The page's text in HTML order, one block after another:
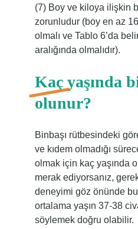
(7) Boy ve kiloya ilişkin
zorunludur (boy en az
olmalı ve Tablo 6’da
aralığında olmalıdır).
Kaç yaşında
olunur?
Binbaşı rütbesindeki
ve kıdem olmadığı
olmak için kaç yaşında
merak ediyorsanız,
deneyimi göz önünde
ortalama yaşın 37-38
söylemek doğru olabilir.